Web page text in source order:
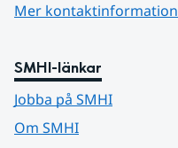
Mer kontaktinformation
SMHI-länkar
Jobba på SMHI
Om SMHI